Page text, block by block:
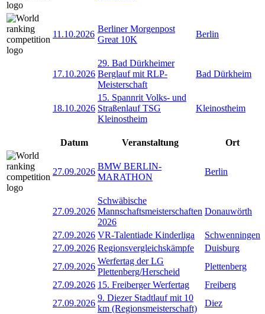
11.10.2026
Berliner Morgenpost
Great 10K
Berlin
17.10.2026
29. Bad Dürkheimer
Berglauf mit RLP-
Meisterschaft
Bad Dürkheim
18.10.2026
15. Spannrit Volks- und
Straßenlauf TSG
Kleinostheim
Kleinostheim
Datum Veranstaltung Ort
27.09.2026
BMW BERLIN-
MARATHON
Berlin
27.09.2026
Schwäbische
Mannschaftsmeisterschaften
2026
Donauwörth
27.09.2026 VR-Talentiade Kinderliga
Schwenningen
27.09.2026 Regionsvergleichskämpfe
Duisburg
27.09.2026
Werfertag der LG
Plettenberg/Herscheid
Plettenberg
27.09.2026 15. Freiberger Werfertag
Freiberg
27.09.2026
9. Diezer Stadtlauf mit 10
km (Regionsmeisterschaft)
Diez